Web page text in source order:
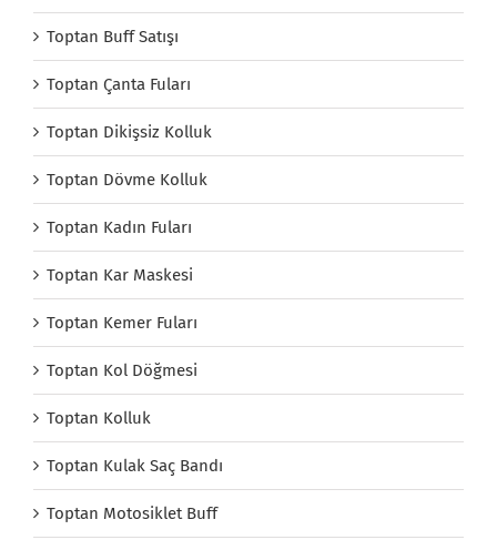
Toptan Buff Satışı
Toptan Çanta Fuları
Toptan Dikişsiz Kolluk
Toptan Dövme Kolluk
Toptan Kadın Fuları
Toptan Kar Maskesi
Toptan Kemer Fuları
Toptan Kol Döğmesi
Toptan Kolluk
Toptan Kulak Saç Bandı
Toptan Motosiklet Buff